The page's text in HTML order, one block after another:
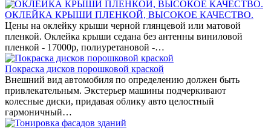
ОКЛЕЙКА КРЫШИ ПЛЕНКОЙ, ВЫСОКОЕ КАЧЕСТВО.
Цены на оклейку крыши черной глянцевой или матовой
пленкой. Оклейка крыши седана без антенны виниловой
пленкой - 17000р, полиуретановой -…
Покраска дисков порошковой краской
Внешний вид автомобиля по определению должен быть
привлекательным. Экстерьер машины подчеркивают
колесные диски, придавая облику авто целостный
гармоничный…